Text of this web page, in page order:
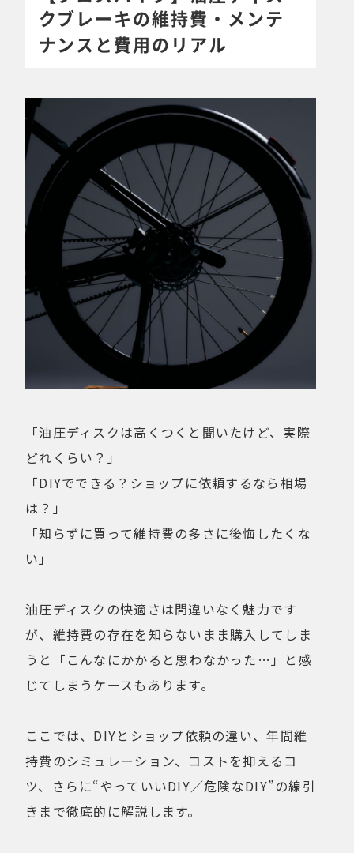
クブレーキの維持費・メンテ
ナンスと費用のリアル
「油圧ディスクは高くつくと聞いたけど、実際
どれくらい？」
「DIYでできる？ショップに依頼するなら相場
は？」
「知らずに買って維持費の多さに後悔したくな
い」
油圧ディスクの快適さは間違いなく魅力です
が、維持費の存在を知らないまま購入してしま
うと「こんなにかかると思わなかった…」と感
じてしまうケースもあります。
ここでは、DIYとショップ依頼の違い、年間維
持費のシミュレーション、コストを抑えるコ
ツ、さらに“やっていいDIY／危険なDIY”の線引
きまで徹底的に解説します。